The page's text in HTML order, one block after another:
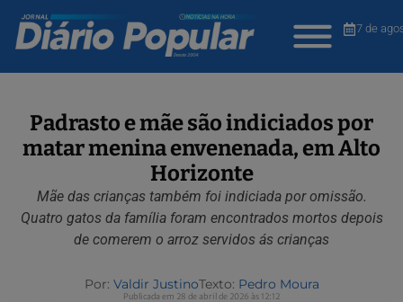
7 de
Padrasto e mãe são indiciados por
matar menina envenenada, em Alto
Horizonte
Mãe das crianças também foi indiciada por omissão.
Quatro gatos da família foram encontrados mortos depois
de comerem o arroz servidos ás crianças
Por: Valdir JustinoTexto: Pedro Moura
Publicada em 28 de abril de 2026 às 12:12